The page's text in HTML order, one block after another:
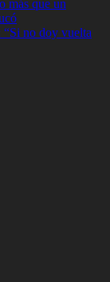
más que un
“Si no doy vuelta